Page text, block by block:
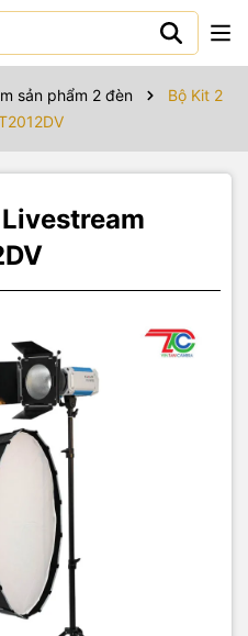
sản phẩm 2 đèn
Bộ Kit 2
250V x 1 / 350Bi x 1